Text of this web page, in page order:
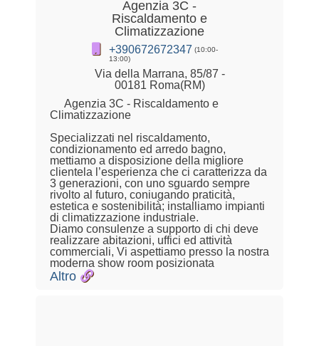
Agenzia 3C -
Riscaldamento e
Climatizzazione
+390672672347 (10:00-
13:00)
Via della Marrana, 85/87 -
00181 Roma(RM)
Agenzia 3C - Riscaldamento e
Climatizzazione
Specializzati nel riscaldamento,
condizionamento ed arredo bagno,
mettiamo a disposizione della migliore
clientela l’esperienza che ci caratterizza da
3 generazioni, con uno sguardo sempre
rivolto al futuro, coniugando praticità,
estetica e sostenibilità; installiamo impianti
di climatizzazione industriale.
Diamo consulenze a supporto di chi deve
realizzare abitazioni, uffici ed attività
commerciali, Vi aspettiamo presso la nostra
moderna show room posizionata
Altro